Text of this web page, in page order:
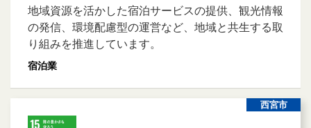
地域資源を活かした宿泊サービスの提供、観光情報
の発信、環境配慮型の運営など、地域と共生する取
り組みを推進しています。
宿泊業
西宮市